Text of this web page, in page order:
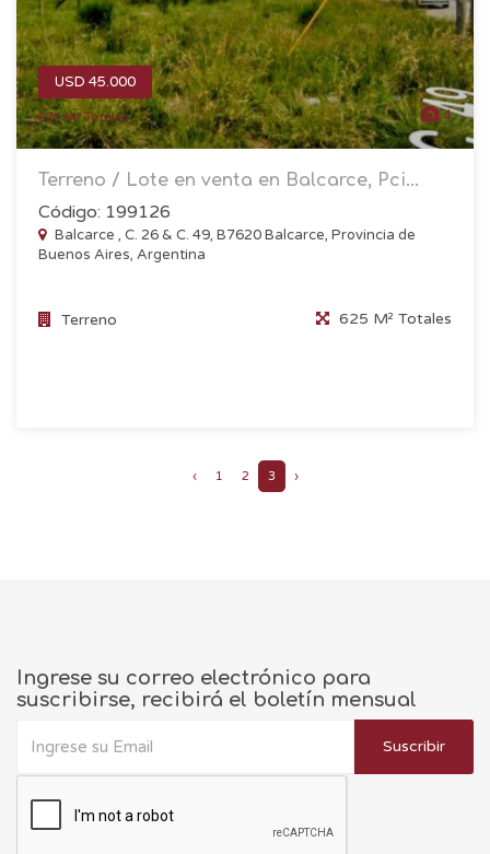
USD 45.000
625 M² Totales 4
Terreno / Lote en venta en Balcarce, Pci...
Código: 199126
Balcarce , C. 26 & C. 49, B7620 Balcarce, Provincia de
Buenos Aires, Argentina
Terreno 625 M² Totales
‹ 1 2 3 ›
Ingrese su correo electrónico para
suscribirse, recibirá el boletín mensual
Suscribir